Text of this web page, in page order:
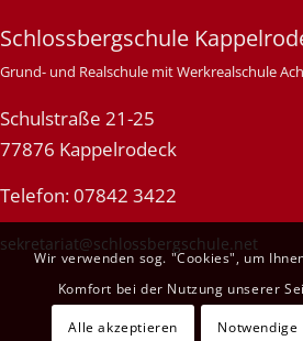
Schlossbergschule
Grund- und Realschule mit Werkrealschule
Schulstraße 21-25
77876 Kappelrodeck
Telefon: 07842 3422
sekretariat@schlossbergschule.net
Wir verwenden sog. "Cookies", um
Komfort bei der Nutzung unserer
Alle akzeptieren Notwendige